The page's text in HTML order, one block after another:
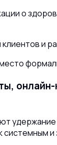
о
и
удержание
системным